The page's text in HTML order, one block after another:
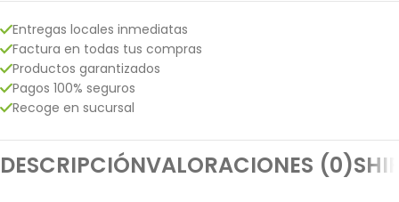
Entregas locales inmediatas
Factura en todas tus compras
Productos garantizados
Pagos 100% seguros
Recoge en sucursal
DESCRIPCIÓNVALORACIONES (0)